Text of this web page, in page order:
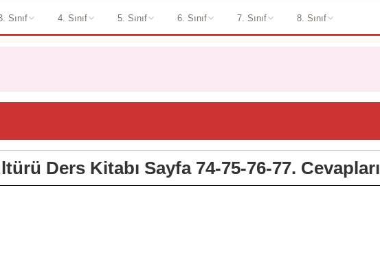
Sınıf 4. Sınıf 5. Sınıf 6. Sınıf 7. Sınıf 8. Sınıf
Ders Kitabı Sayfa 74-75-76-77. Cevapları